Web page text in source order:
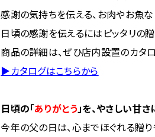
感謝の気持ちを伝える、お肉やお魚
日頃の感謝を伝えるにはピッタリの
商品の詳細は、ぜひ店内設置のカタ
▶カタログはこちらから
日頃の「ありがとう」を、やさしい甘さ
今年の父の日は、心までほぐれる贈り